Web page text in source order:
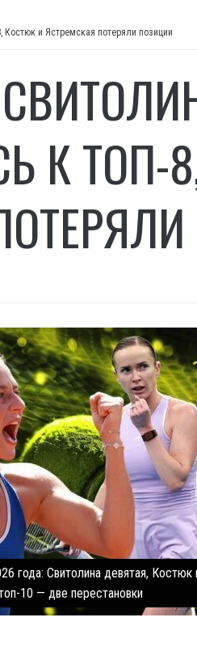
Костюк и Ястремская потеряли позиции
К ТОП-
года: Свитолина девятая, Костюк
10 — две перестановки